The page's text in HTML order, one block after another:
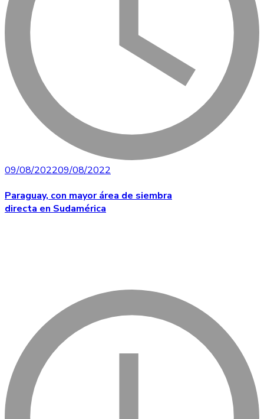
09/08/202209/08/2022
Paraguay, con mayor área de siembra
directa en Sudamérica